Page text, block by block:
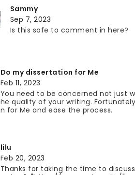
Sammy
Sep 7, 2023
Is this safe to comment in here?
Do my dissertation for Me
Feb 11, 2023
You need to be concerned not just
he quality of your writing.
n for Me and ease the process.
lilu
Feb 20, 2023
Thanks for taking the time to